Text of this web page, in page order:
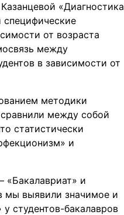
«Диагностика
от возраста
между
в зависимости от
методики
между собой
статистически
и
и
мы выявили значимое и
студентов-бакалавров